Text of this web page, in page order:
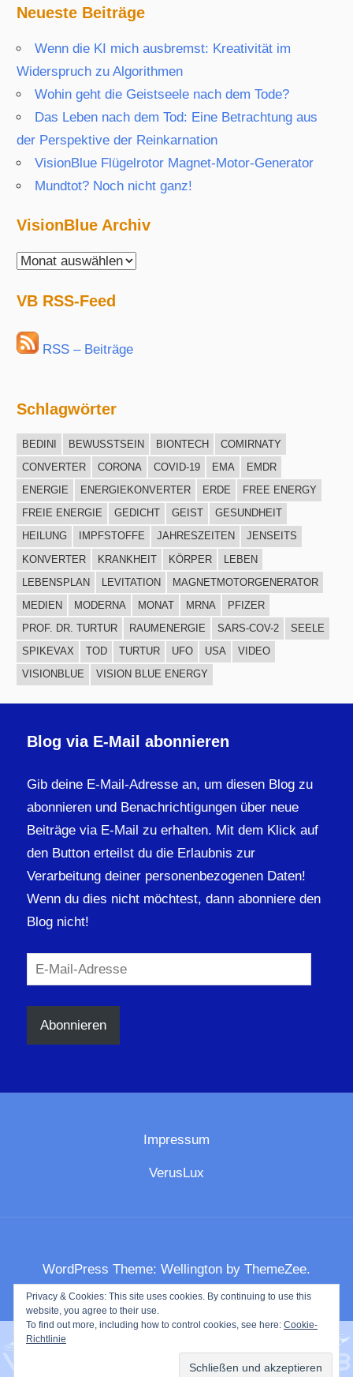
Neueste Beiträge
Wenn die KI mich ausbremst: Kreativität im
Widerspruch zu Algorithmen
Wohin geht die Geistseele nach dem Tode?
Das Leben nach dem Tod: Eine Betrachtung aus
der Perspektive der Reinkarnation
VisionBlue Flügelrotor Magnet-Motor-Generator
Mundtot? Noch nicht ganz!
VisionBlue Archiv
VisionBlue
VB RSS-Feed
RSS – Beiträge
Schlagwörter
BEDINI BEWUSSTSEIN BIONTECH
COMIRNATY
CONVERTER
CORONA COVID-19 EMA
EMDR
ENERGIE
ENERGIEKONVERTER ERDE
FREE ENERGY
FREIE ENERGIE
GEDICHT GEIST
GESUNDHEIT
HEILUNG
IMPFSTOFFE JAHRESZEITEN
JENSEITS
KONVERTER
KRANKHEIT KÖRPER
LEBEN
LEBENSPLAN
LEVITATION
MAGNETMOTORGENERATOR
MEDIEN
MODERNA MONAT MRNA
PFIZER
PROF. DR. TURTUR
RAUMENERGIE SARS-COV-2
SEELE
SPIKEVAX
TOD TURTUR UFO USA
VIDEO
VISIONBLUE
VISION BLUE ENERGY
Blog via E-Mail abonnieren
Gib deine E-Mail-Adresse an, um diesen Blog zu
abonnieren und Benachrichtigungen über neue
Beiträge via E-Mail zu erhalten. Mit dem Klick auf
den Button erteilst du die Erlaubnis zur
Verarbeitung deiner personenbezogenen Daten!
Wenn du dies nicht möchtest, dann abonniere den
Blog nicht!
E-
Mail-
Adresse
Abonnieren
Impressum
VerusLux
WordPress Theme: Wellington by ThemeZee.
Privacy & Cookies: This site uses cookies. By continuing to use this
website, you agree to their use.
To find out more, including how to control cookies, see here: Cookie-
Richtlinie